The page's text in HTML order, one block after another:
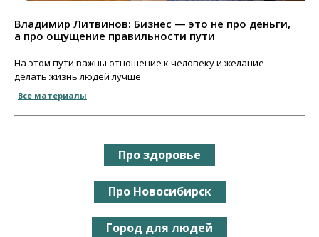
Владимир Литвинов: Бизнес — это не про деньги,
а про ощущение правильности пути
На этом пути важны отношение к человеку и желание
делать жизнь людей лучше
Все материалы
Про здоровье
Про Новосибирск
Город для людей